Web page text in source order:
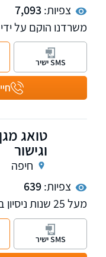
צפיות: 7,093
משרדנו הוקם על ידי
שנים באחד
המקרקעין.
משרדנו עוסק גם
SMS ישיר
טואג
וגישור
חיפה
צפיות:639
מעל 25 שנות
משפחה, שירות
השלישי, מקרקעין
SMS ישיר